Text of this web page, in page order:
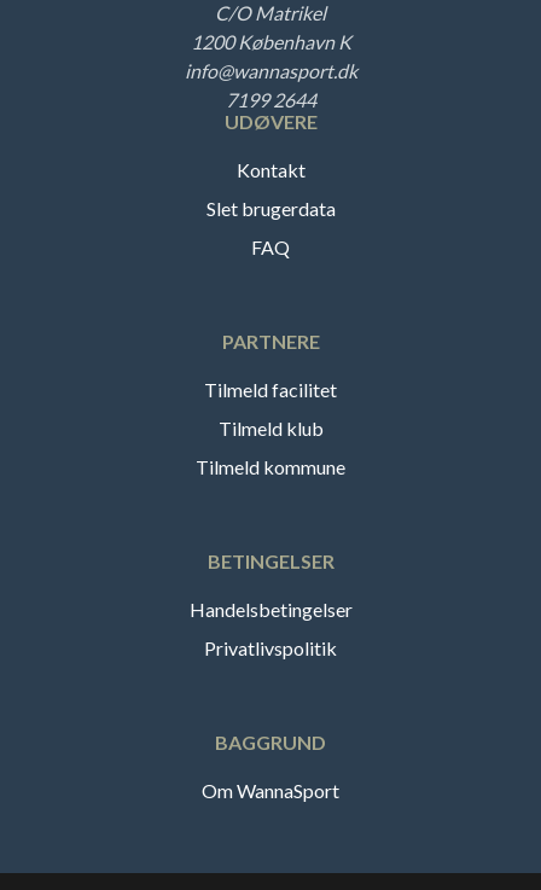
C/O Matrikel
1200 København K
info@wannasport.dk
7199 2644
UDØVERE
Kontakt
Slet brugerdata
FAQ
PARTNERE
Tilmeld facilitet
Tilmeld klub
Tilmeld kommune
BETINGELSER
Handelsbetingelser
Privatlivspolitik
BAGGRUND
Om WannaSport